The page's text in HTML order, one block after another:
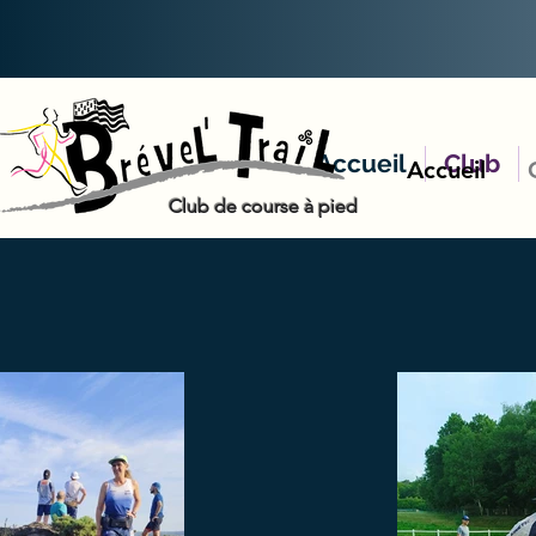
Club de course à pied
Accueil
Accueil Club